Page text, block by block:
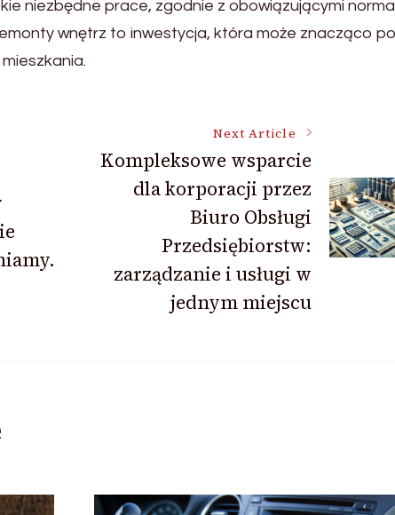
niezbędne prace, zgodnie z obowiązującymi
wnętrz to inwestycja, która może znacząco
Next Article
Kompleksowe wsparcie
dla korporacji przez
Biuro Obsługi
Przedsiębiorstw:
zarządzanie i usługi w
jednym miejscu